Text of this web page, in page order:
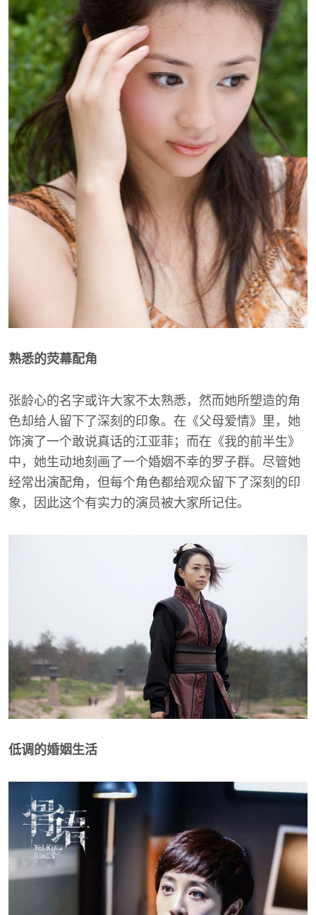
熟悉的荧幕配角
张龄心的名字或许大家不太熟悉，然而她所塑造的角
色却给人留下了深刻的印象。在《父母爱情》里，她
饰演了一个敢说真话的江亚菲；而在《我的前半生》
中，她生动地刻画了一个婚姻不幸的罗子群。尽管她
经常出演配角，但每个角色都给观众留下了深刻的印
象，因此这个有实力的演员被大家所记住。
低调的婚姻生活